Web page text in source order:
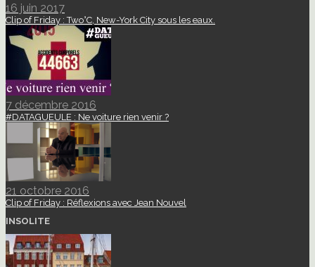
16 juin 2017
Clip of Friday : Two°C, New-York City sous les eaux.
7 décembre 2016
#DATAGUEULE : Ne voiture rien venir ?
21 octobre 2016
Clip of Friday : Réflexions avec Jean Nouvel
INSOLITE